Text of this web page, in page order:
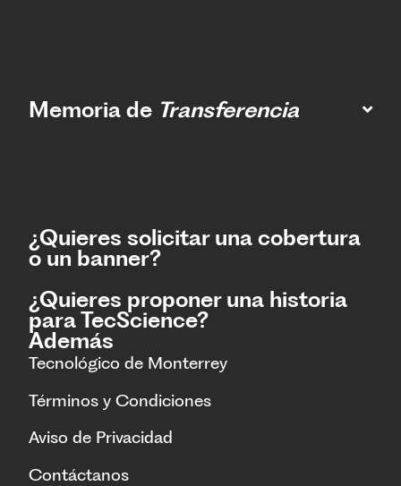
Memoria de Transferencia
¿Quieres solicitar una cobertura
o un banner?
¿Quieres proponer una historia
para TecScience?
Además
Tecnológico de Monterrey
Términos y Condiciones
Aviso de Privacidad
Contáctanos